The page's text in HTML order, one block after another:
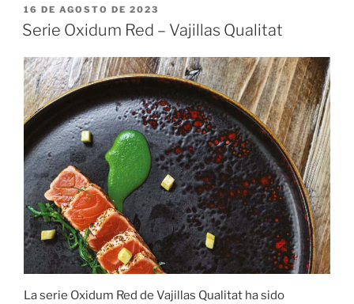
PUBLICADO
EL
16 DE AGOSTO DE 2023
Serie Oxidum Red – Vajillas Qualitat
La serie Oxidum Red de Vajillas Qualitat ha sido